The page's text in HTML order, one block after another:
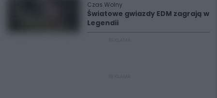
Czas Wolny
Światowe gwiazdy EDM zagrają w
Legendii